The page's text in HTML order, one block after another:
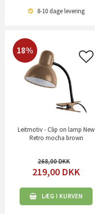
8-10 dagelevering
18%
Leitmotiv - Clip on lamp New
Retro mocha brown
268,00
219,00 DKK
LÆG I KURVEN